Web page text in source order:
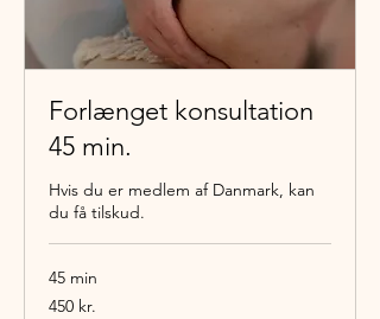
Forlænget konsultation
45 min.
Hvis du er medlem af Danmark, kan
du få tilskud.
45 min
450
danske
450 kr.